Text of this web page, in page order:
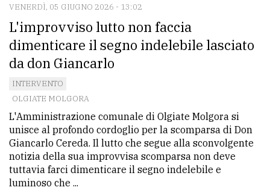
VENERDÌ, 05 GIUGNO 2026 - 13:02
L'improvviso lutto non faccia
dimenticare il segno indelebile lasciato
da don Giancarlo
INTERVENTO
OLGIATE MOLGORA
L'Amministrazione comunale di Olgiate Molgora si
unisce al profondo cordoglio per la scomparsa di Don
Giancarlo Cereda. Il lutto che segue alla sconvolgente
notizia della sua improvvisa scomparsa non deve
tuttavia farci dimenticare il segno indelebile e
luminoso che ...